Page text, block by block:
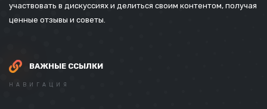
участвовать в дискуссиях и делиться своим контентом, получая
ценные отзывы и советы.
ВАЖНЫЕ ССЫЛКИ
НАВИГАЦИЯ